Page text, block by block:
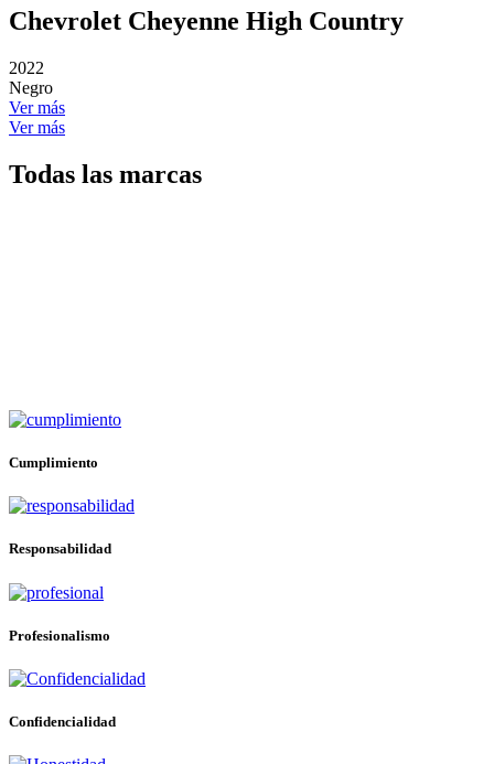
Chevrolet Cheyenne High Country
2022
Negro
Ver más
Ver más
Todas las marcas
Cumplimiento
Responsabilidad
Profesionalismo
Confidencialidad